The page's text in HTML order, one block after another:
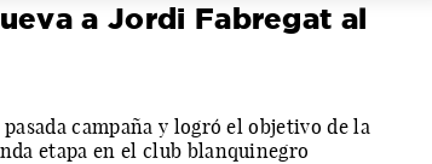
a Jordi Fabregat al
campaña y logró el objetivo de la
etapa en el club blanquinegro